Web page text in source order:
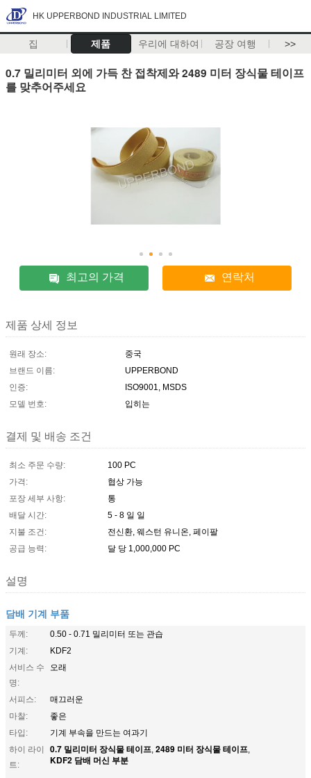
HK UPPERBOND INDUSTRIAL LIMITED
집 제품 우리에 대하여 공장 여행 >>
0.7 밀리미터 외에 가득 찬 접착제와 2489 미터 장식물 테이프
를 맞추어주세요
최고의 가격 연락처
제품 상세 정보
원래 장소:
중국
브랜드 이름:
UPPERBOND
인증:
ISO9001, MSDS
모델 번호:
입히는
결제 및 배송 조건
최소 주문 수량:
100 PC
가격:
협상 가능
포장 세부 사항:
통
배달 시간:
5 - 8 일 일
지불 조건:
전신환, 웨스턴 유니온, 페이팔
공급 능력:
달 당 1,000,000 PC
설명
담배 기계 부품
두께:
0.50 - 0.71 밀리미터 또는 관습
기계:
KDF2
서비스 수
명:
오래
서피스:
매끄러운
마찰:
좋은
타입:
기계 부속을 만드는 여과기
하이 라이
트:
0.7 밀리미터 장식물 테이프, 2489 미터 장식물 테이프,
KDF2 담배 머신 부분